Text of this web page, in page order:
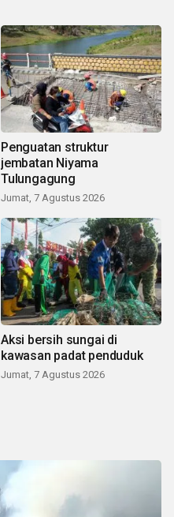
Penguatan struktur
jembatan Niyama
Tulungagung
Jumat, 7 Agustus 2026
Aksi bersih sungai di
kawasan padat penduduk
Jumat, 7 Agustus 2026